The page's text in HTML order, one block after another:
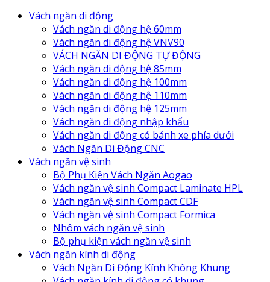
Vách ngăn di động
Vách ngăn di động hệ 60mm
Vách ngăn di động hệ VNV90
VÁCH NGĂN DI ĐỘNG TỰ ĐỘNG
Vách ngăn di động hệ 85mm
Vách ngăn di động hệ 100mm
Vách ngăn di động hệ 110mm
Vách ngăn di động hệ 125mm
Vách ngăn di động nhập khẩu
Vách ngăn di động có bánh xe phía dưới
Vách Ngăn Di Động CNC
Vách ngăn vệ sinh
Bộ Phụ Kiện Vách Ngăn Aogao
Vách ngăn vệ sinh Compact Laminate HPL
Vách ngăn vệ sinh Compact CDF
Vách ngăn vệ sinh Compact Formica
Nhôm vách ngăn vệ sinh
Bộ phụ kiện vách ngăn vệ sinh
Vách ngăn kính di động
Vách Ngăn Di Động Kính Không Khung